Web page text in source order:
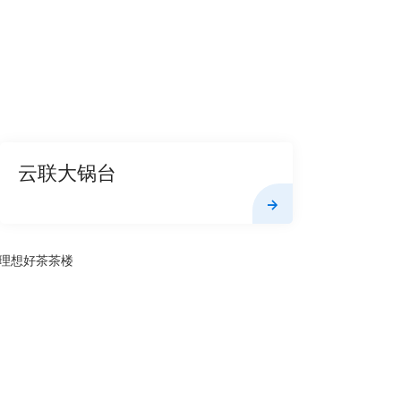
云联大锅台